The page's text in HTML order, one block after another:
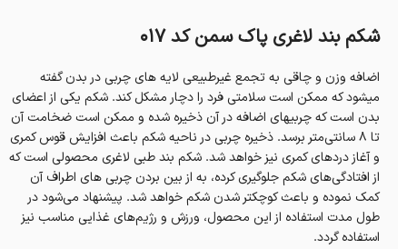
شکم بند لاغری پاک سمن کد 017
اضافه وزن و چاقی به تجمع غیرطبیعی لایه های چربی در بدن گفته
می‎شود که ممکن است سلامتی فرد را دچار مشکل کند. شکم یکی از اعضای
بدن است که چربی‎های اضافه در آن ذخیره شده و ممکن است ضخامت آن
تا 8 سانتی‌متر برسد. ذخیره چربی در ناحیه شکم باعث افزایش قوس کمری
و آغاز دردهای کمری نیز خواهد شد. شکم بند طبی لاغری محصولی است که
از افتادگی‌های شکم جلوگیری کرده، به از بین بردن چربی های اطراف آن
کمک نموده و باعث کوچک‎تر شدن شکم خواهد شد. پیشنهاد می‌‎شود در
طول مدت استفاده از این محصول، ورزش و رژیم‌های غذایی مناسب نیز
استفاده گردد.